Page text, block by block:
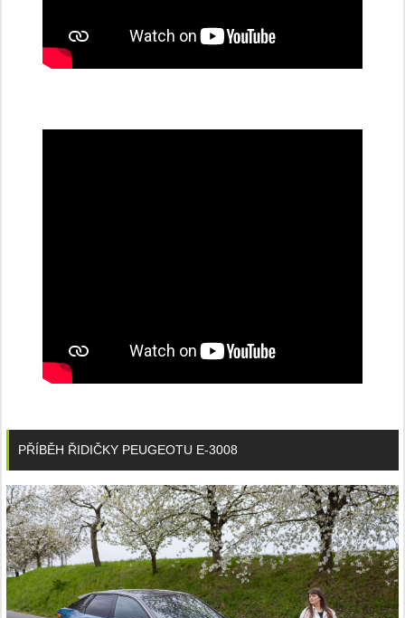
PŘÍBĚH ŘIDIČKY PEUGEOTU E-3008